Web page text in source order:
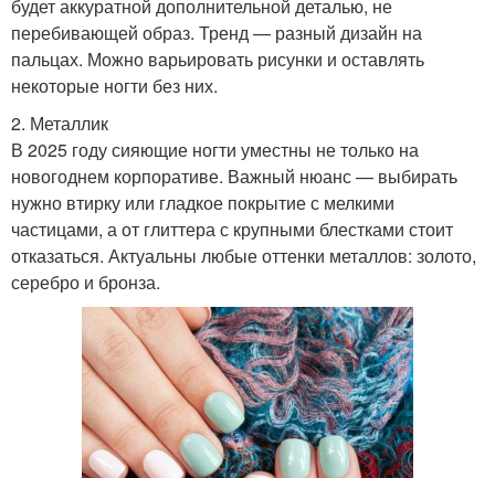
будет аккуратной дополнительной деталью, не
перебивающей образ. Тренд — разный дизайн на
пальцах. Можно варьировать рисунки и оставлять
некоторые ногти без них.
2. Металлик
В 2025 году сияющие ногти уместны не только на
новогоднем корпоративе. Важный нюанс — выбирать
нужно втирку или гладкое покрытие с мелкими
частицами, а от глиттера с крупными блестками стоит
отказаться. Актуальны любые оттенки металлов: золото,
серебро и бронза.